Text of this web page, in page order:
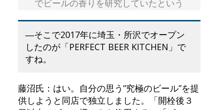
でビールの香りを研究していたという
―そこで2017年に埼玉・所沢でオープン
したのが「PERFECT BEER KITCHEN」で
すね。
藤沼氏：はい。自分の思う”究極のビール”を提
供しようと同店で独立しました。「開栓後３